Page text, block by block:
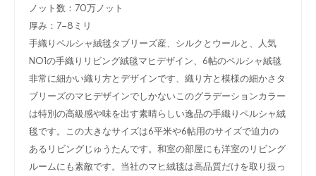
ノット数：70万ノット
厚み：7-8ミリ
手織りペルシャ絨毯タブリーズ産、シルクとウールと、人気
NO1の手織りリビング絨毯マヒデザイン 、6帖のペルシャ絨毯
非常に細かい織り方とデザインです、織り方と模様の細かさタ
ブリーズのマヒデザインでしかないこのグラデーションカラー
は特別の高級感や味を出す素晴らしい逸品の手織りペルシャ絨
毯です。この大きなサイズは6平米や6帖用のサイズで迫力の
あるリビングじゅうたんです。和室の部屋にも洋室のリビング
ルームにも素敵です。当社のマヒ絨毯は高品質だけを取り扱っ